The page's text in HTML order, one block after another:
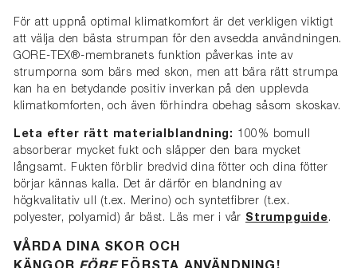
För att uppnå optimal klimatkomfort är det verkligen viktigt
att välja den bästa strumpan för den avsedda användningen.
GORE-TEX®-membranets funktion påverkas inte av
strumporna som bärs med skon, men att bära rätt strumpa
kan ha en betydande positiv inverkan på den upplevda
klimatkomforten, och även förhindra obehag såsom skoskav.
Leta efter rätt materialblandning: 100% bomull
absorberar mycket fukt och släpper den bara mycket
långsamt. Fukten förblir bredvid dina fötter och dina fötter
börjar kännas kalla. Det är därför en blandning av
högkvalitativ ull (t.ex. Merino) och syntetfibrer (t.ex.
polyester, polyamid) är bäst. Läs mer i vår Strumpguide.
VÅRDA DINA SKOR OCH